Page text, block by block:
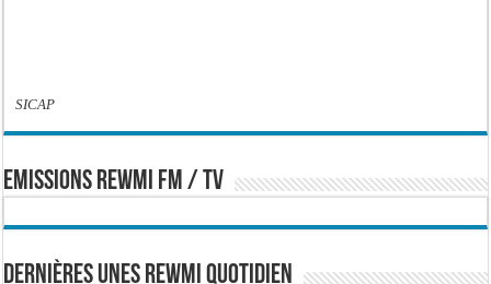
SICAP
EMISSIONS REWMI FM / TV
Dernières Unes Rewmi Quotidien